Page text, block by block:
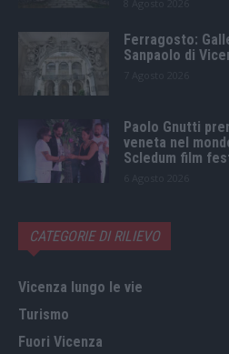
Ferragosto:
Sanpaolo di
Paolo Gnutti
veneta nel
Scledum film
CATEGORIE DI RILIEVO
Vicenza lungo le vie
Turismo
Fuori Vicenza